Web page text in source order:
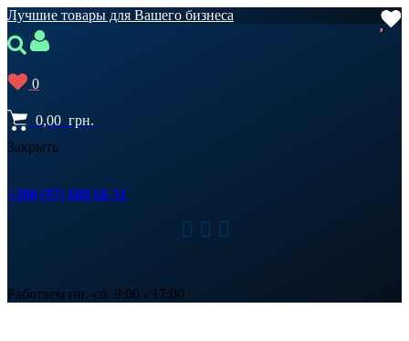
Лучшие товары для Вашего бизнеса
0
0,00 грн.
Закрыть
+380 (97) 688 66 31
Работаем пн.-сб. 9:00 - 17:00